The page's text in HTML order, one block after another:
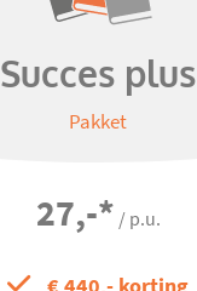
Succes plus
Pakket
27,-* / p.u.